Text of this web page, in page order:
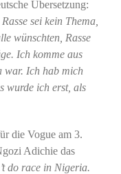
Übersetzung:
sei kein Thema,
wünschten, Rasse
Ich komme aus
war. Ich hab mich
wurde ich erst, als
die Vogue am 3.
Adichie das
do race in Nigeria.